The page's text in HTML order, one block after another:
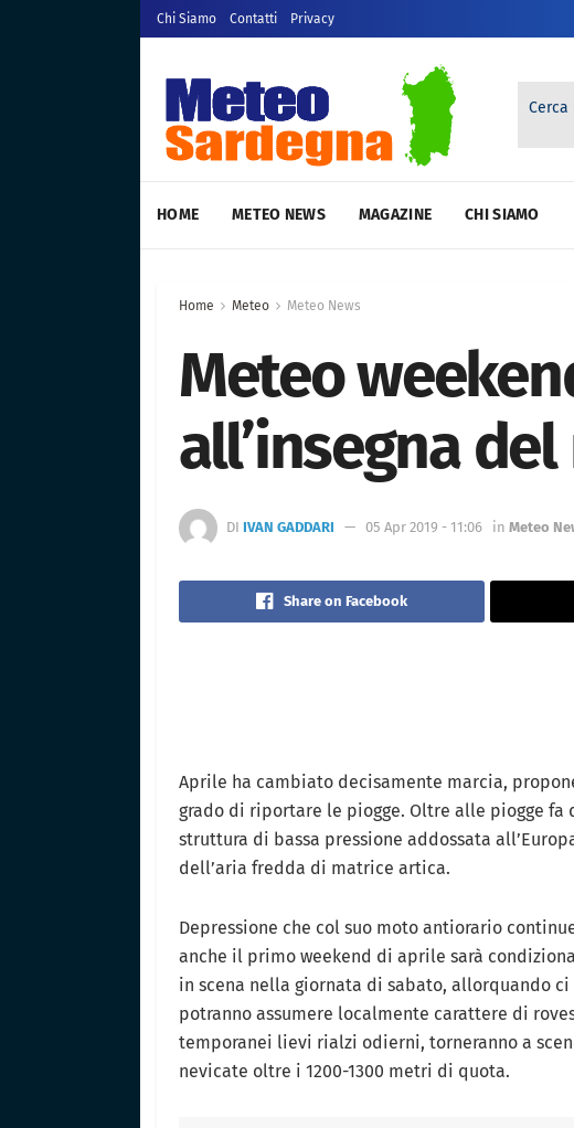
Chi Siamo Contatti Privacy
HOME METEO NEWS MAGAZINE CHI SIAMO
Home Meteo Meteo News
Meteo
all’insegna
DI IVAN GADDARI 05 Apr 2019 - 11:06 in Meteo
Share on Facebook
Aprile ha cambiato decisamente marcia,
grado di riportare le piogge. Oltre alle piogge
struttura di bassa pressione addossata
dell’aria fredda di matrice artica.
Depressione che col suo moto antiorario
anche il primo weekend di aprile sarà
in scena nella giornata di sabato, allorquando
potranno assumere localmente carattere di
temporanei lievi rialzi odierni, torneranno a
nevicate oltre i 1200-1300 metri di quota.